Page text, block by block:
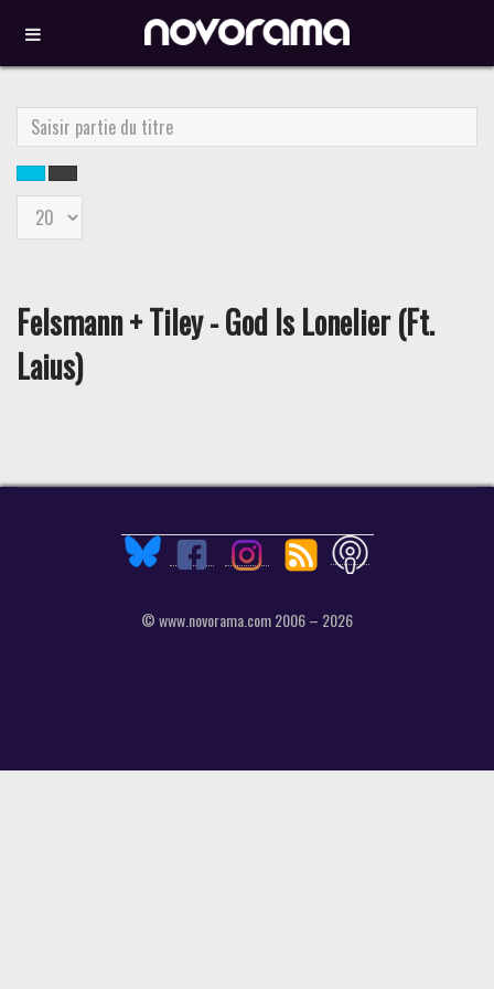
Saisir
partie
du
titre
Affichage
#
Felsmann + Tiley - God Is Lonelier (Ft.
Laius)
© www.novorama.com 2006 – 2026